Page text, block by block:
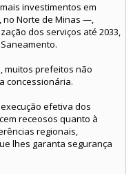
investimentos em
no Norte de Minas —,
dos serviços até 2033,
muitos prefeitos não
concessionária.
efetiva dos
receosos quanto à
regionais,
lhes garanta segurança